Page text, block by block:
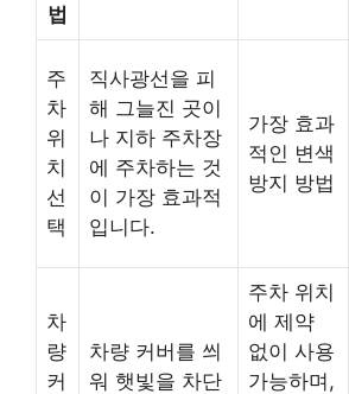
법
주
차
위
치
선
택
직사광선을 피
해 그늘진 곳이
나 지하 주차장
에 주차하는 것
이 가장 효과적
입니다.
가장 효과
적인 변색
방지 방법
차
량
커
차량 커버를 씌
워 햇빛을 차단
주차 위치
에 제약
없이 사용
가능하며,